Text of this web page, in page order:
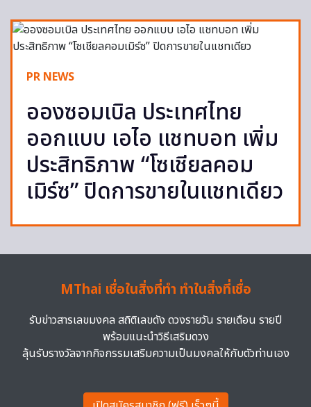
PR NEWS
อองซอมเบิล ประเทศไทย
ออกแบบ เอไอ แชทบอท เพิ่ม
ประสิทธิภาพ “โซเชียลคอม
เมิร์ซ” ปิดการขายในแชทเดียว
MThai เชื่อในสิ่งที่ทำ ทำในสิ่งที่เชื่อ
รับข่าวสารเลขมงคล สถิติเลขดัง ดวงรายวัน รายเดือน รายปี
พร้อมแนะนำวิธีเสริมดวง
ลุ้นรับรางวัลจากกิจกรรมเสริมความเป็นมงคลให้กับตัวท่านเอง